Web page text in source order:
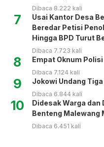
Dibaca 8.222 kali
7
Usai Kantor Desa
Beredar Petisi
Hingga BPD Turut
Dibaca 7.723 kali
8 Empat Oknum
Dibaca 7.124 kali
9 Jokowi Undang
Dibaca 6.844 kali
10
Didesak Warga dan
Benteng Malewang
Dibaca 6.451 kali